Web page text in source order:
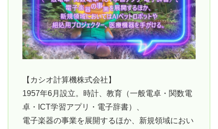
【カシオ計算機株式会社】
1957年6月設立。時計、教育（一般電卓・関数電
卓・ICT学習アプリ・電子辞書）、
電子楽器の事業を展開するほか、新規領域におい